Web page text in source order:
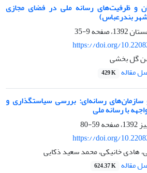
و ظرفیت‌های رسانه ملی در فضای مجازی
بندرعباس)
9-35
https://doi.org/
گل بخشی
مقاله 429 K
سازمان‌های رسانه‌ای: بررسی سیاستگذاری و
با رسانه ملی
59-80
https://doi.org/
هادی خانیکی، محمد سعید ذکایی
مقاله 624.37 K